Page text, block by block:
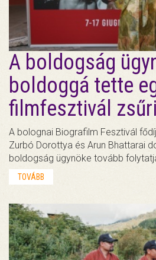
A boldogság
boldoggá tette
filmfesztivál
A bolognai Biografilm Fesztivál
Zurbó Dorottya és Arun Bhattarai
boldogság ügynöke tovább
TOVÁBB